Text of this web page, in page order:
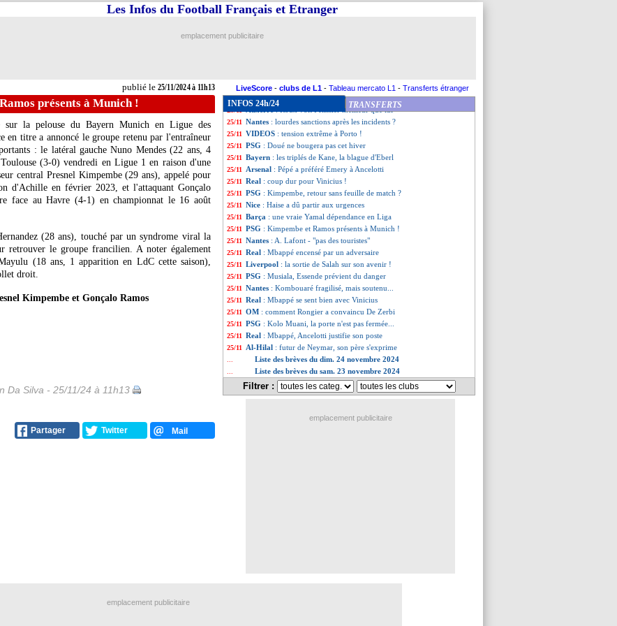
publié le 25/11/2024 à 11h13
Les Infos du Football Français et Etranger
emplacement publicitaire
LiveScore - clubs de L1 - Tableau mercato L1 - Transferts étranger
présents à Munich !
sur la pelouse du Bayern Munich en Ligue des
en titre a annoncé le groupe retenu par l'entraîneur
: le latéral gauche Nuno Mendes(22 ans, 4
(3-0) vendredi en Ligue 1 en raison d'une
central Presnel Kimpembe(29 ans), appelé pour
d'Achille en février 2023, et l'attaquant Gonçalo
face au Havre (4-1) en championnat le 16 août
(28 ans), touché par un syndrome viral la
retrouver le groupe francilien. A noter également
(18 ans, 1 apparition en LdC cette saison),
droit.
Kimpembe et Gonçalo Ramos
Da Silva - 25/11/24 à 11h13
Partager Twitter Mail
INFOS 24h/24 TRANSFERTS
25/11 Rennes: fin de saison pour Seidu !
25/11 Arsenal : Pépé admet des tensions avec Arteta
25/11 Real: Bellingham, la stat' folle d'Ancelotti
25/11 OM: les compliments de Maupay pour Rulli
25/11 Real: Vinicius s'en prend au calendrier
: Roux voit Pélissier meilleur que lui
25/11 Nantes : lourdes sanctions après les incidents ?
25/11 VIDEOS : tension extrême à Porto !
25/11 PSG : Doué ne bougera pas cet hiver
25/11 Bayern : les triplés de Kane, la blague d'Eberl
25/11 Arsenal : Pépé a préféré Emery à Ancelotti
25/11 Real : coup dur pour Vinicius !
25/11 PSG : Kimpembe, retour sans feuille de match ?
25/11 Nice : Haise a dû partir aux urgences
25/11 Barça : une vraie Yamal dépendance en Liga
25/11 PSG : Kimpembe et Ramos présents à Munich !
25/11 Nantes : A. Lafont - "pas des touristes"
25/11 Real : Mbappé encensé par un adversaire
25/11 Liverpool : la sortie de Salah sur son avenir !
25/11 PSG : Musiala, Essende prévient du danger
25/11 Nantes : Kombouaré fragilisé, mais soutenu...
25/11 Real : Mbappé se sent bien avec Vinicius
25/11 OM : comment Rongier a convaincu De Zerbi
25/11 PSG : Kolo Muani, la porte n'est pas fermée...
25/11 Real : Mbappé, Ancelotti justifie son poste
25/11 Al-Hilal : futur de Neymar, son père s'exprime
Liste des brèves du dim. 24 novembre 2024
Liste des brèves du sam. 23 novembre 2024
Filtrer :
emplacement publicitaire
emplacement publicitaire